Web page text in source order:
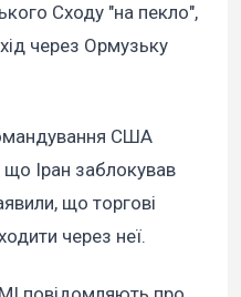
Сходу "на пекло",
через Ормузьку
США
що Іран заблокував
що торгові
через неї.